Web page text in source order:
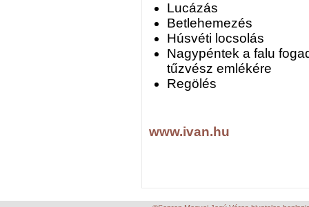
Lucázás
Betlehemezés
Húsvéti locsolás
Nagypéntek a falu
tűzvész emlékére
Regölés
www.ivan.hu